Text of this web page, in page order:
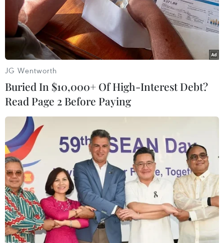
thủy sản đạt 770 triệu USD.
Chế biến sản phẩm cá ngừ đại dương đạt tiêu chuẩn của Liên
minh châu Âu sang thị trường Mỹ và EU. (Ảnh: Vũ Sinh/TTXVN)
Thông tin từ Hiệp hội Chế biến và Xuất khẩu
JG Wentworth
Buried In $10,000+ Of High-Interest Debt?
Read Page 2 Before Paying